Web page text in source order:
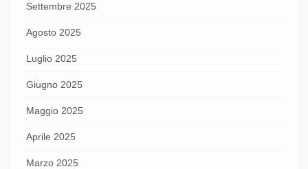
Settembre 2025
Agosto 2025
Luglio 2025
Giugno 2025
Maggio 2025
Aprile 2025
Marzo 2025